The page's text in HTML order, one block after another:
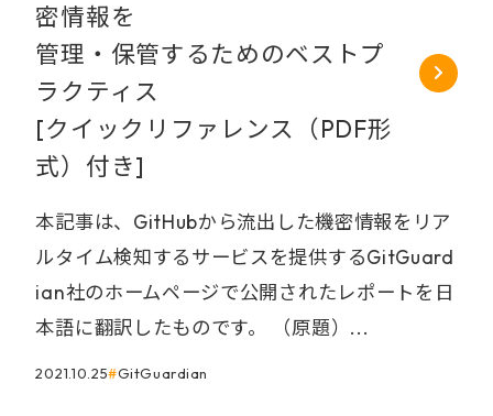
密情報を
管理・保管するためのベストプ
ラクティス
[クイックリファレンス（PDF形
式）付き]
本記事は、GitHubから流出した機密情報をリア
ルタイム検知するサービスを提供するGitGuard
ian社のホームページで公開されたレポートを日
本語に翻訳したものです。 （原題）...
2021.10.25 GitGuardian